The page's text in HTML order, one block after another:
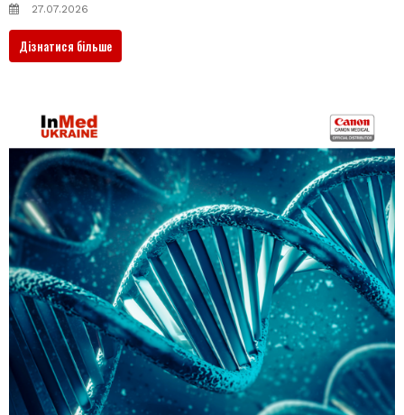
27.07.2026
Дізнатися більше